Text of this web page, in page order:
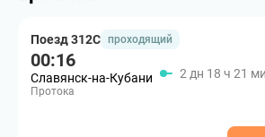
Поезд 312С проходящий
00:16
Славянск-на-Кубани
Протока
2 дн 18 ч 21